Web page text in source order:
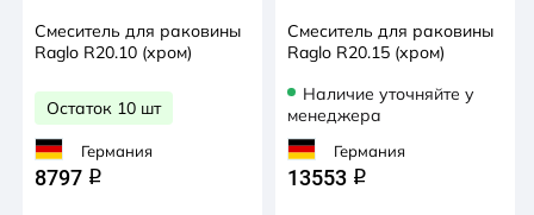
Смеситель для раковины
Raglo R20.10 (хром)
Остаток 10 шт
Германия
8797 q
Смеситель для раковины
Raglo R20.15 (хром)
Наличие уточняйте у
менеджера
Германия
13553 q